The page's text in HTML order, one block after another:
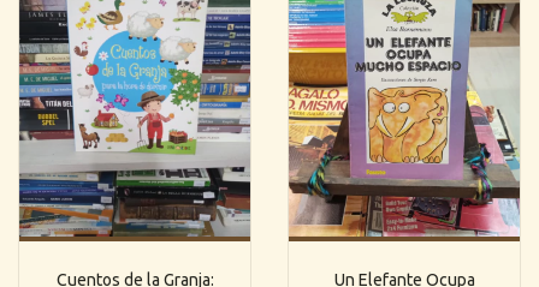
Cuentos de la Granja:
Un Elefante Ocupa